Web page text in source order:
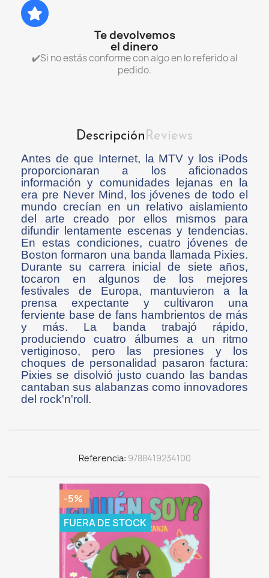
Te devolvemos
el dinero
✔️Si no estás conforme con algo en lo referido al
pedido.
DescripciónReviews
Antes de que Internet, la MTV y los iPods
proporcionaran a los aficionados
información y comunidades lejanas en la
era pre Never Mind, los jóvenes de todo el
mundo crecían en un relativo aislamiento
del arte creado por ellos mismos para
difundir lentamente escenas y tendencias.
En estas condiciones, cuatro jóvenes de
Boston formaron una banda llamada Pixies.
Durante su carrera inicial de siete años,
tocaron en algunos de los mejores
festivales de Europa, mantuvieron a la
prensa expectante y cultivaron una
ferviente base de fans hambrientos de más
y más. La banda trabajó rápido,
produciendo cuatro álbumes a un ritmo
vertiginoso, pero las presiones y los
choques de personalidad pasaron factura:
Pixies se disolvió justo cuando las bandas
cantaban sus alabanzas como innovadores
del rock'n'roll.
Referencia 9788419234100
-5%
FUERA DE STOCK